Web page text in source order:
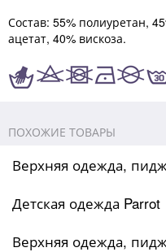
Состав: 55% полиуретан,
ацетат, 40% вискоза.
ПОХОЖИЕ ТОВАРЫ
Верхняя одежда,
Детская одежда Parrot
Верхняя одежда,